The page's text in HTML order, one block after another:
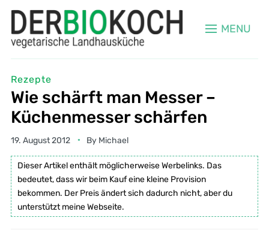
MENU
Rezepte
Wie schärft man Messer –
Küchenmesser schärfen
19. August 2012 By Michael
Dieser Artikel enthält möglicherweise Werbelinks. Das
bedeutet, dass wir beim Kauf eine kleine Provision
bekommen. Der Preis ändert sich dadurch nicht, aber du
unterstützt meine Webseite.